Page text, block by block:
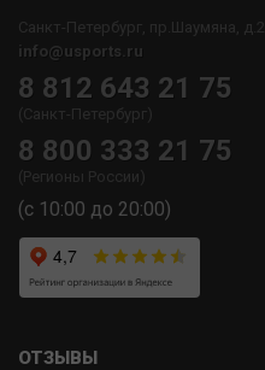
Санкт-Петербург, пр.Шаумяна, д.2
info@usports.ru
8 812 643 21 75
(Санкт-Петербург)
8 800 333 21 75
(Регионы России)
(с 10:00 до 20:00)
ОТЗЫВЫ